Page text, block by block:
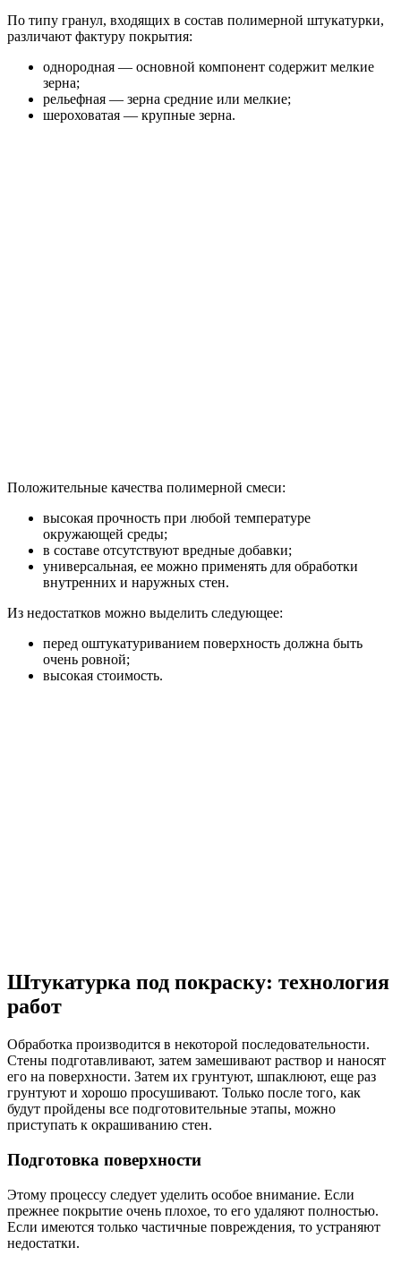
По типу гранул, входящих в состав полимерной штукатурки,
различают фактуру покрытия:
однородная — основной компонент содержит мелкие
зерна;
рельефная — зерна средние или мелкие;
шероховатая — крупные зерна.
Положительные качества полимерной смеси:
высокая прочность при любой температуре
окружающей среды;
в составе отсутствуют вредные добавки;
универсальная, ее можно применять для обработки
внутренних и наружных стен.
Из недостатков можно выделить следующее:
перед оштукатуриванием поверхность должна быть
очень ровной;
высокая стоимость.
Штукатурка под покраску: технология
работ
Обработка производится в некоторой последовательности.
Стены подготавливают, затем замешивают раствор и наносят
его на поверхности. Затем их грунтуют, шпаклюют, еще раз
грунтуют и хорошо просушивают. Только после того, как
будут пройдены все подготовительные этапы, можно
приступать к окрашиванию стен.
Подготовка поверхности
Этому процессу следует уделить особое внимание. Если
прежнее покрытие очень плохое, то его удаляют полностью.
Если имеются только частичные повреждения, то устраняют
недостатки.